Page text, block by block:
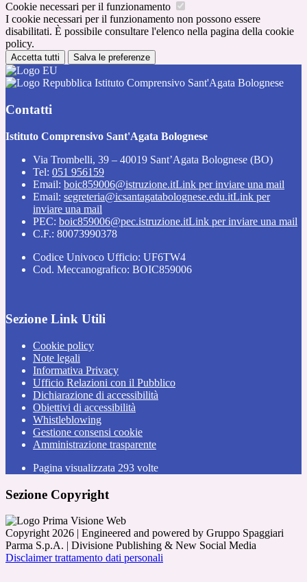
Cookie necessari per il funzionamento
I cookie necessari per il funzionamento non possono essere
disabilitati. È possibile consultare l'elenco nella pagina della cookie
policy.
Accetta tutti Salva le preferenze
Istituto Comprensivo Sant'Agata Bolognese
Contatti
Istituto Comprensivo Sant'Agata Bolognese
Via Trombelli, 39 – 40019 Sant’Agata Bolognese (BO)
Tel: 051 956159
Email: boic859006@istruzione.itLink per inviare una mail
Email: segreteria@icsantagatabolognese.edu.itLink per
inviare una mail
PEC: boic859006@pec.istruzione.itLink per inviare una mail
C.F.: 80073990378
Codice Univoco Ufficio: UF6TW4
Cod. Meccanografico: BOIC859006
Sezione Link Utili
Cookie policy
Note legali
Informativa Privacy
Ufficio Relazioni con il Pubblico
Dichiarazione di accessibilità
Obiettivi di accessibilità
Whistleblowing
Gestione consensi cookie
Amministrazione trasparente
Pagina visualizzata 293 volte
Sezione Copyright
Copyright 2026 | Engineered and powered by Gruppo Spaggiari
Parma S.p.A. | Divisione Publishing & New Social Media
Disclaimer trattamento dati personali